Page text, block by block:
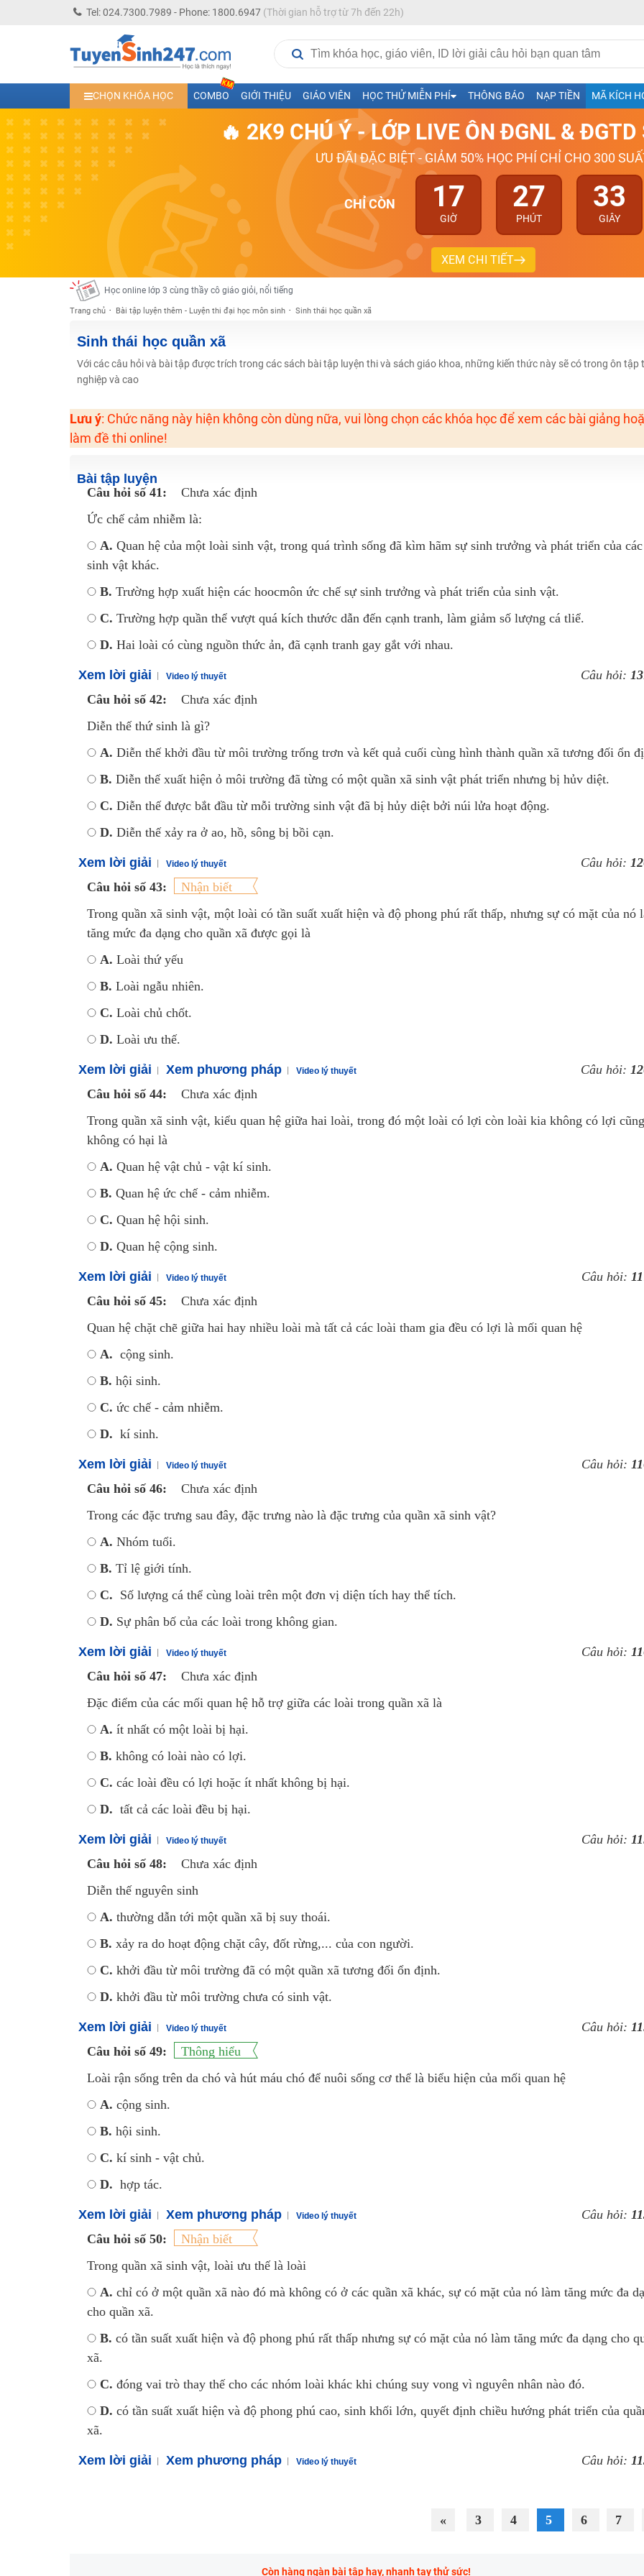
Tel: 024.7300.7989 - Phone: 1800.6947(Thời gian hỗ trợ từ 7h đến 22h)
CHỌN KHÓA HỌC COMBO GIỚI THIỆU GIÁO VIÊN HỌC THỬ MIỄN PHÍ THÔNG BÁO NẠP TIỀN MÃ KÍCH
🔥 2K9 CHÚ Ý - LỚP LIVE ÔN ĐGNL & ĐGTD
ƯU ĐÃI ĐẶC BIỆT - GIẢM 50% HỌC PHÍ CHỈ CHO 300
CHỈ CÒN 17
GIỜ
27
PHÚT
32
GIÂY
XEM CHI TIẾT
Học trực tuyến lớp 10 các môn Toán - Lý - Hóa - Văn - Anh- Sinh-Sử-Địa cùng Thầy Cô giỏi, nổi tiếng
Học online trực tuyến cấp Tiểu học và THCS năm học 2026-2027
Học online lớp 5 cùng thầy cô giáo giỏi, nổi tiếng
Học online lớp 7 cùng thầy cô giáo giỏi
Học online lớp 6 cùng thầy cô giỏi, nổi tiếng
Học online lớp 8 cùng thầy cô giáo giỏi
2K13! Bứt Phá Lớp 5 Năm Học 2023 - 2024
Học online lớp 4 cùng thầy cô giáo giỏi, nổi tiếng
Học online lớp 3 cùng thầy cô giáo giỏi, nổi tiếng
Học online lớp 2 với thầy cô giáo giỏi, nổi tiếng
2K6! Lộ Trình Sun 2024 - Ba bước luyện thi TN THPT - ĐH ít nhất 25 điểm
Hot! Lễ hội đồng giá 449K - 499K toàn bộ khoá học tại Tuyensinh247 (Từ 16-18/07/2025)
Khuyến Mãi Khoá Học 1K Chỉ Từ 11-13/09/2024
Khai giảng các khóa lớp 9 Toán - Lý - Hóa - Văn - Anh năm 2018
Khai giảng khóa Ngữ văn 7 - xây nền vững chắc cho tương lai!
Trang chủ Bài tập luyện thêm - Luyện thi đại học môn sinh Sinh thái học quần xã
Sinh thái học quần xã
Với các câu hỏi và bài tập được trích trong các sách bài tập luyện thi và sách giáo khoa, những kiến thức này sẽ có trong ôn tập
nghiệp và cao
Lưu ý: Chức năng này hiện không còn dùng nữa, vui lòng chọn các khóa học để xem các bài giảng
làm đề thi online!
Bài tập luyện
Câu hỏi số 41:
Chưa xác định
Ức chế cảm nhiễm là:
A. Quan hệ của một loài sinh vật, trong quá trình sống đã kìm hãm sự sinh trưởng và phát triển của
sinh vật khác.
B. Trường hợp xuất hiện các hoocmôn ức chế sự sinh trưởng và phát triển của sinh vật.
C. Trường hợp quần thể vượt quá kích thước dẫn đến cạnh tranh, làm giảm số lượng cá tliể.
D. Hai loài có cùng nguồn thức ản, đã cạnh tranh gay gắt với nhau.
Xem lời giải Video lý thuyết Câu hỏi:
Câu hỏi số 42:
Chưa xác định
Diễn thế thứ sinh là gì?
A. Diễn thế khởi đầu từ môi trường trống trơn và kết quả cuối cùng hình thành quần xã tương đối ổn
B. Diễn thế xuất hiện ỏ môi trường đã từng có một quần xã sinh vật phát triển nhưng bị hủv diệt.
C. Diễn thế được bắt đầu từ mỗi trường sinh vật đã bị hủy diệt bởi núi lửa hoạt động.
D. Diễn thế xảy ra ở ao, hồ, sông bị bồi cạn.
Xem lời giải Video lý thuyết Câu hỏi:
Câu hỏi số 43:
Nhận biết
Trong quần xã sinh vật, một loài có tần suất xuất hiện và độ phong phú rất thấp, nhưng sự có mặt của nó
tăng mức đa dạng cho quần xã được gọi là
A. Loài thứ yếu
B. Loài ngẫu nhiên.
C. Loài chủ chốt.
D. Loài ưu thế.
Xem lời giải Xem phương pháp Video lý thuyết Câu hỏi:
Câu hỏi số 44:
Chưa xác định
Trong quần xã sinh vật, kiểu quan hệ giữa hai loài, trong đó một loài có lợi còn loài kia không có lợi cũng
không có hại là
A. Quan hệ vật chủ - vật kí sinh.
B. Quan hệ ức chế - cảm nhiễm.
C. Quan hệ hội sinh.
D. Quan hệ cộng sinh.
Xem lời giải Video lý thuyết Câu hỏi:
Câu hỏi số 45:
Chưa xác định
Quan hệ chặt chẽ giữa hai hay nhiều loài mà tất cả các loài tham gia đều có lợi là mối quan hệ
A. cộng sinh.
B. hội sinh.
C. ức chế - cảm nhiễm.
D. kí sinh.
Xem lời giải Video lý thuyết Câu hỏi:
Câu hỏi số 46:
Chưa xác định
Trong các đặc trưng sau đây, đặc trưng nào là đặc trưng của quần xã sinh vật?
A. Nhóm tuổi.
B. Tỉ lệ giới tính.
C. Số lượng cá thể cùng loài trên một đơn vị diện tích hay thể tích.
D. Sự phân bố của các loài trong không gian.
Xem lời giải Video lý thuyết Câu hỏi:
Câu hỏi số 47:
Chưa xác định
Đặc điểm của các mối quan hệ hỗ trợ giữa các loài trong quần xã là
A. ít nhất có một loài bị hại.
B. không có loài nào có lợi.
C. các loài đều có lợi hoặc ít nhất không bị hại.
D. tất cả các loài đều bị hại.
Xem lời giải Video lý thuyết Câu hỏi:
Câu hỏi số 48:
Chưa xác định
Diễn thế nguyên sinh
A. thường dẫn tới một quần xã bị suy thoái.
B. xảy ra do hoạt động chặt cây, đốt rừng,... của con người.
C. khởi đầu từ môi trường đã có một quần xã tương đối ổn định.
D. khởi đầu từ môi trường chưa có sinh vật.
Xem lời giải Video lý thuyết Câu hỏi:
Câu hỏi số 49:
Thông hiểu
Loài rận sống trên da chó và hút máu chó để nuôi sống cơ thể là biểu hiện của mối quan hệ
A. cộng sinh.
B. hội sinh.
C. kí sinh - vật chủ.
D. hợp tác.
Xem lời giải Xem phương pháp Video lý thuyết Câu hỏi:
Câu hỏi số 50:
Nhận biết
Trong quần xã sinh vật, loài ưu thế là loài
A. chỉ có ở một quần xã nào đó mà không có ở các quần xã khác, sự có mặt của nó làm tăng mức đa
cho quần xã.
B. có tần suất xuất hiện và độ phong phú rất thấp nhưng sự có mặt của nó làm tăng mức đa dạng cho
xã.
C. đóng vai trò thay thế cho các nhóm loài khác khi chúng suy vong vì nguyên nhân nào đó.
D. có tần suất xuất hiện và độ phong phú cao, sinh khối lớn, quyết định chiều hướng phát triển của
xã.
Xem lời giải Xem phương pháp Video lý thuyết Câu hỏi:
« 3 4 5 6 7
Còn hàng ngàn bài tập hay, nhanh tay thử sức!